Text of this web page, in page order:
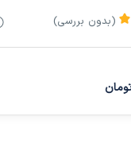
(بدون بررسی)